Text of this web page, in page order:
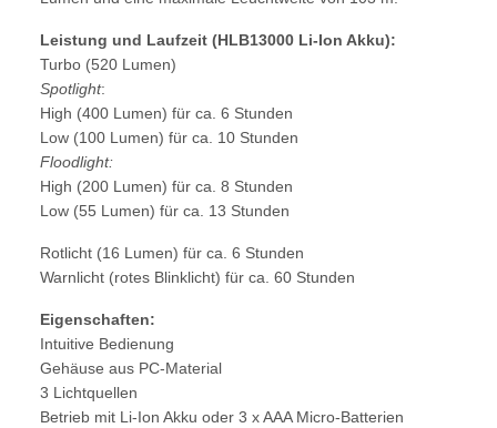
Leistung und Laufzeit (HLB13000 Li-Ion Akku):
Turbo (520 Lumen)
Spotlight:
High (400 Lumen) für ca. 6 Stunden
Low (100 Lumen) für ca. 10 Stunden
Floodlight:
High (200 Lumen) für ca. 8 Stunden
Low (55 Lumen) für ca. 13 Stunden
Rotlicht (16 Lumen) für ca. 6 Stunden
Warnlicht (rotes Blinklicht) für ca. 60 Stunden
Eigenschaften:
Intuitive Bedienung
Gehäuse aus PC-Material
3 Lichtquellen
Betrieb mit Li-Ion Akku oder 3 x AAA Micro-Batterien